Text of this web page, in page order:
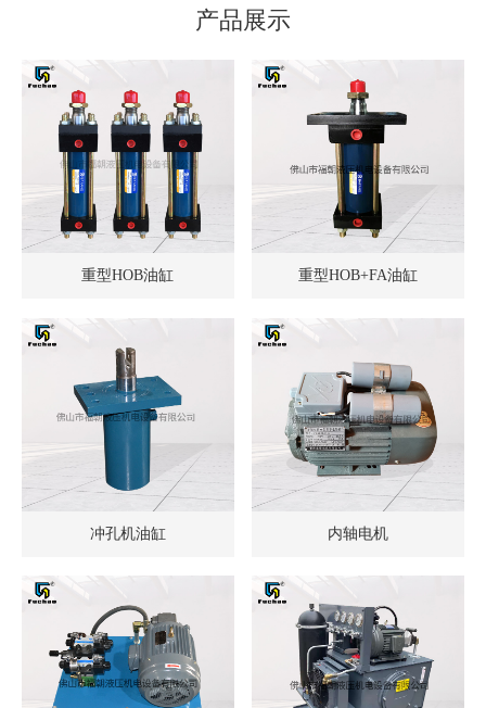
产品展示
重型HOB油缸 重型HOB+FA油缸
冲孔机油缸 内轴电机